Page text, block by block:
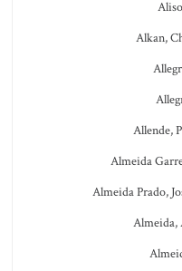
Alkan,
Allende,
Almeida
Almeida Prado,
Almeida,